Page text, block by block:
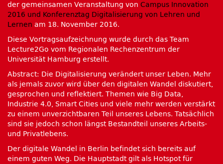
der gemeinsamen Veranstaltung von Campus Innovation
2016 und Konferenztag Digitalisierung von Lehren und
Lernen am 18. November 2016.
Diese Vortragsaufzeichnung wurde durch das Team
Lecture2Go vom Regionalen Rechenzentrum der
Universität Hamburg erstellt.
Abstract: Die Digitalisierung verändert unser Leben. Mehr
als jemals zuvor wird über den digitalen Wandel diskutiert,
gesprochen und reflektiert. Themen wie Big Data,
Industrie 4.0, Smart Cities und viele mehr werden verstärkt
zu einem unverzichtbaren Teil unseres Lebens. Tatsächlich
sind sie jedoch schon längst Bestandteil unseres Arbeits-
und Privatlebens.
Der digitale Wandel in Berlin befindet sich bereits auf
einem guten Weg. Die Hauptstadt gilt als Hotspot für